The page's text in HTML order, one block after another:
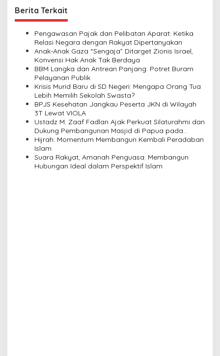
n
a
Berita Terkait
Pengawasan Pajak dan Pelibatan Aparat: Ketika
Relasi Negara dengan Rakyat Dipertanyakan
Anak-Anak Gaza “Sengaja” Ditarget Zionis Israel,
Konvensi Hak Anak Tak Berdaya
BBM Langka dan Antrean Panjang: Potret Buram
Pelayanan Publik
Krisis Murid Baru di SD Negeri: Mengapa Orang Tua
Lebih Memilih Sekolah Swasta?
BPJS Kesehatan Jangkau Peserta JKN di Wilayah
3T Lewat VIOLA
Ustadz M. Zaaf Fadlan Ajak Perkuat Silaturahmi dan
Dukung Pembangunan Masjid di Papua pada
Pengajian Yayasan Alimbas Insan Cita
Hijrah: Momentum Membangun Kembali Peradaban
Islam
Suara Rakyat, Amanah Penguasa: Membangun
Hubungan Ideal dalam Perspektif Islam